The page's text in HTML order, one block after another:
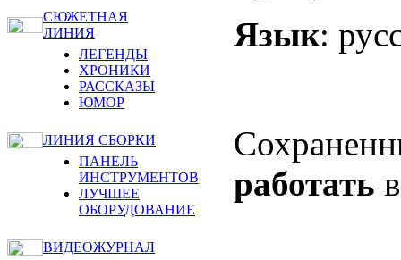
СЮЖЕТНАЯ
ЛИНИЯ
ЛЕГЕНДЫ
ХРОНИКИ
РАССКАЗЫ
ЮМОР
ЛИНИЯ СБОРКИ
ПАНЕЛЬ
ИНСТРУМЕНТОВ
ЛУЧШЕЕ
ОБОРУДОВАНИЕ
ВИДЕОЖУРНАЛ
Язык:
работать